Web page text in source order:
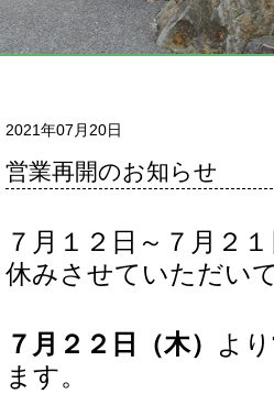
2021年07月20日
営業再開のお知らせ
７月１２日～７月２
休みさせていただい
７月２２日（木）
よ
ます。